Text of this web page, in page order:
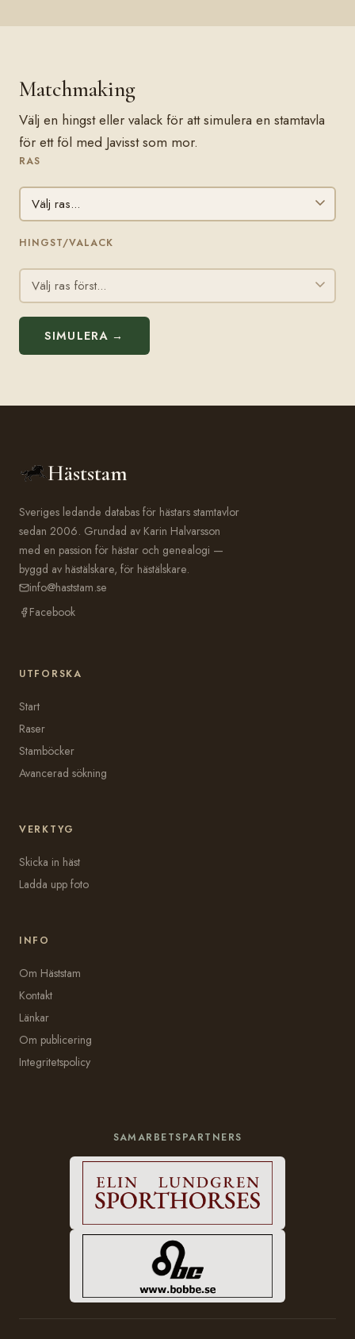
Matchmaking
Välj en hingst eller valack för att simulera en stamtavla
för ett föl med Javisst som mor.
RAS
HINGST/VALACK
SIMULERA →
Häststam
Sveriges ledande databas för hästars stamtavlor
sedan 2006. Grundad av Karin Halvarsson
med en passion för hästar och genealogi —
byggd av hästälskare, för hästälskare.
info@haststam.se
Facebook
UTFORSKA
Start
Raser
Stamböcker
Avancerad sökning
VERKTYG
Skicka in häst
Ladda upp foto
INFO
Om Häststam
Kontakt
Länkar
Om publicering
Integritetspolicy
SAMARBETSPARTNERS